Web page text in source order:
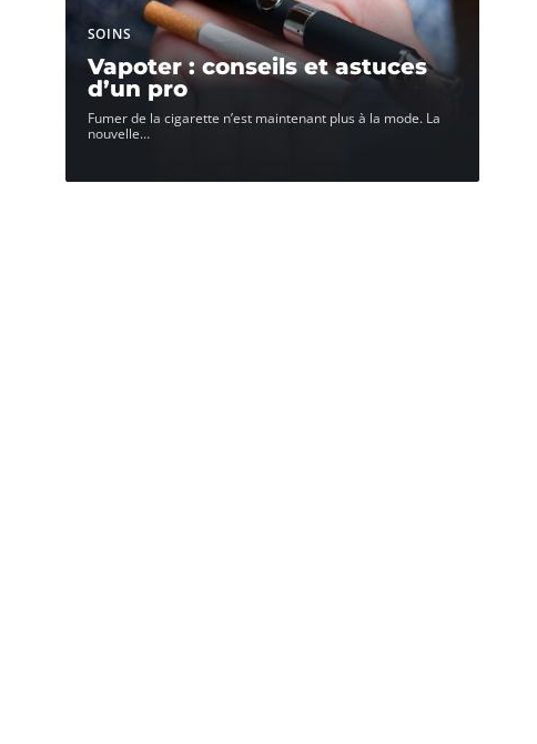
SOINS
Vapoter : conseils et astuces
d’un pro
Fumer de la cigarette n’est maintenant plus à la mode. La
nouvelle…